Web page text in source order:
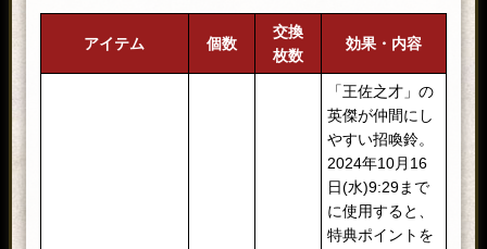
アイテム 個数
交換
枚数
効果・内容
「王佐之才」の
英傑が仲間にし
やすい招喚鈴。
2024年10月16
日(水)9:29まで
に使用すると、
特典ポイントを